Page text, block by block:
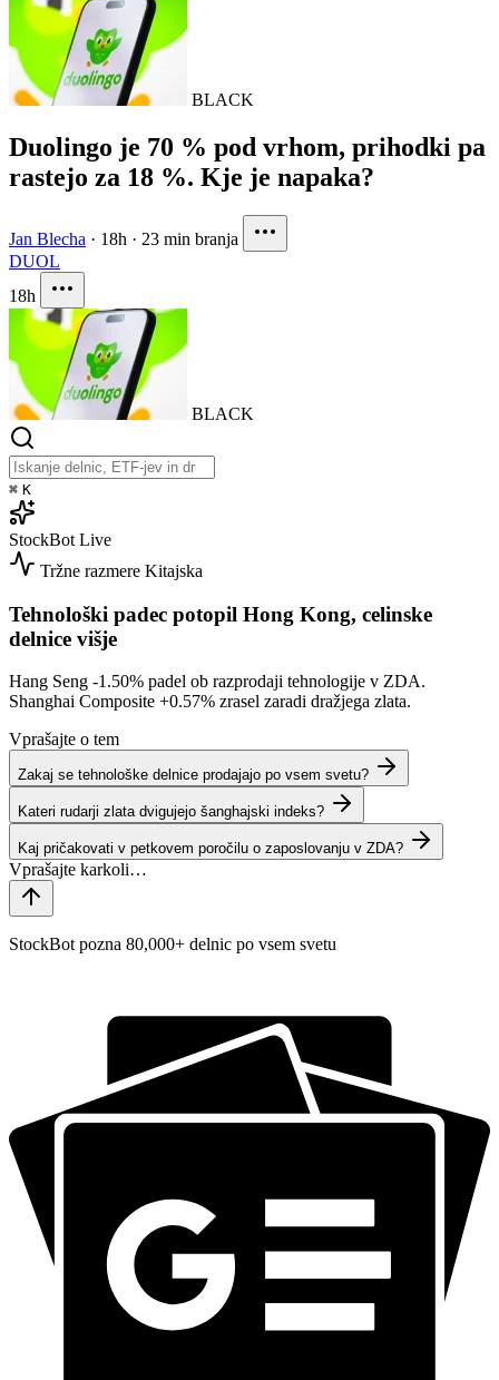
BLACK
Duolingo je 70 % pod vrhom, prihodki pa
rastejo za 18 %. Kje je napaka?
Jan Blecha · 18h · 23 min branja
DUOL
18h
BLACK
⌘ K
StockBot Live
Tržne razmere Kitajska
Tehnološki padec potopil Hong Kong, celinske
delnice višje
Hang Seng -1.50% padel ob razprodaji tehnologije v ZDA.
Shanghai Composite +0.57% zrasel zaradi dražjega zlata.
Vprašajte o tem
Zakaj se tehnološke delnice prodajajo po vsem svetu?
Kateri rudarji zlata dvigujejo šanghajski indeks?
Kaj pričakovati v petkovem poročilu o zaposlovanju v ZDA?
StockBot pozna 80,000+ delnic po vsem svetu